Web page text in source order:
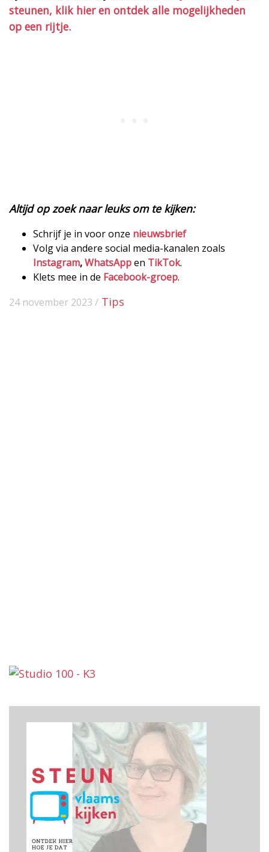
steunen, klik hier en ontdek alle mogelijkheden
op een rijtje.
Altijd op zoek naar leuks om te kijken:
Schrijf je in voor onze nieuwsbrief
Volg via andere social media-kanalen zoals
Instagram,WhatsAppen TikTok.
Klets mee in de Facebook-groep.
24 november 2023 / Tips